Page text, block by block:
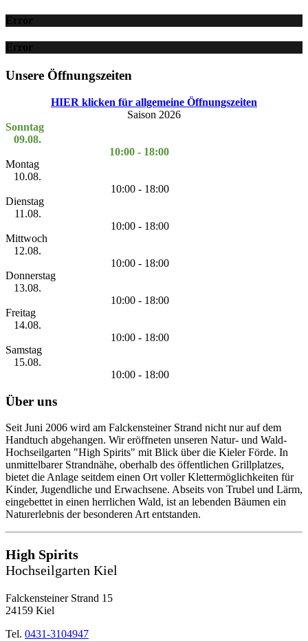
Error
Error
Unsere Öffnungszeiten
HIER klicken für allgemeine Öffnungszeiten
Saison 2026
Sonntag
09.08.
10:00 - 18:00
Montag
10.08.
10:00 - 18:00
Dienstag
11.08.
10:00 - 18:00
Mittwoch
12.08.
10:00 - 18:00
Donnerstag
13.08.
10:00 - 18:00
Freitag
14.08.
10:00 - 18:00
Samstag
15.08.
10:00 - 18:00
Über uns
Seit Juni 2006 wird am Falckensteiner Strand nicht nur auf dem
Handtuch abgehangen. Wir eröffneten unseren Natur- und Wald-
Hochseilgarten "High Spirits" mit Blick über die Kieler Förde. In
unmittelbarer Strandnähe, oberhalb des öffentlichen Grillplatzes,
bietet die Anlage seitdem einen Ort voller Klettermöglichkeiten für
Kinder, Jugendliche und Erwachsene. Abseits von Trubel und Lärm,
eingebettet in einen herrlichen Wald, ist an lebenden Bäumen ein
Naturerlebnis der besonderen Art entstanden.
High Spirits
Hochseilgarten Kiel
Falckensteiner Strand 15
24159 Kiel
Tel. 0431-3104947